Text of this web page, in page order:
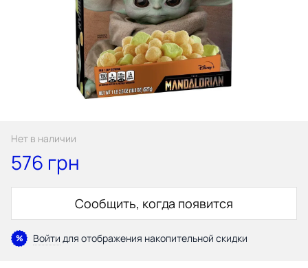
Нет в наличии
576 грн
Сообщить, когда появится
% Войти для отображения накопительной скидки